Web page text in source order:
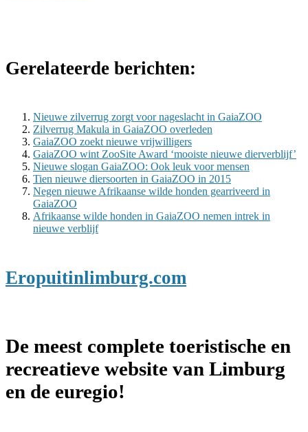
Gerelateerde berichten:
Nieuwe zilverrug zorgt voor nageslacht in GaiaZOO
Zilverrug Makula in GaiaZOO overleden
GaiaZOO zoekt nieuwe vrijwilligers
GaiaZOO wint ZooSite Award ‘mooiste nieuwe dierverblijf’
Nieuwe slogan GaiaZOO: Ook leuk voor mensen
Tien nieuwe diersoorten in GaiaZOO in 2015
Negen nieuwe Afrikaanse wilde honden gearriveerd in
GaiaZOO
Afrikaanse wilde honden in GaiaZOO nemen intrek in
nieuwe verblijf
Eropuitinlimburg.com
De meest complete toeristische en
recreatieve website van Limburg
en de euregio!